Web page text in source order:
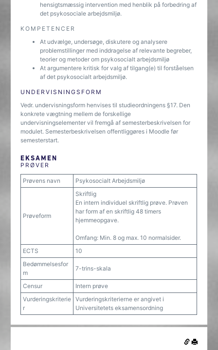
hensigtsmæssig intervention med henblik på forbedring af
det psykosociale arbejdsmiljø.
KOMPETENCER
At udvælge, undersøge, diskutere og analysere
problemstillinger med inddragelse af relevante begreber,
teorier og metoder om psykosocialt arbejdsmiljø
At argumentere kritisk for valg af tilgang(e) til forståelsen
af det psykosocialt arbejdsmiljø.
UNDERVISNINGSFORM
Vedr. undervisningsform henvises til studieordningens §17. Den
konkrete vægtning mellem de forskellige
undervisningselementer vil fremgå af semesterbeskrivelsen for
modulet. Semesterbeskrivelsen offentliggøres i Moodle før
semesterstart.
EKSAMEN
PRØVER
Prøvens navn Psykosocialt Arbejdsmiljø
Prøveform
Skriftlig
En intern individuel skriftlig prøve. Prøven
har form af en skriftlig 48 timers
hjemmeopgave.
Omfang: Min. 8 og max. 10 normalsider.
ECTS
10
Bedømmelsesfor
m
7-trins-skala
Censur
Intern prøve
Vurderingskriterie
r
Vurderingskriterierne er angivet i
Universitetets eksamensordning